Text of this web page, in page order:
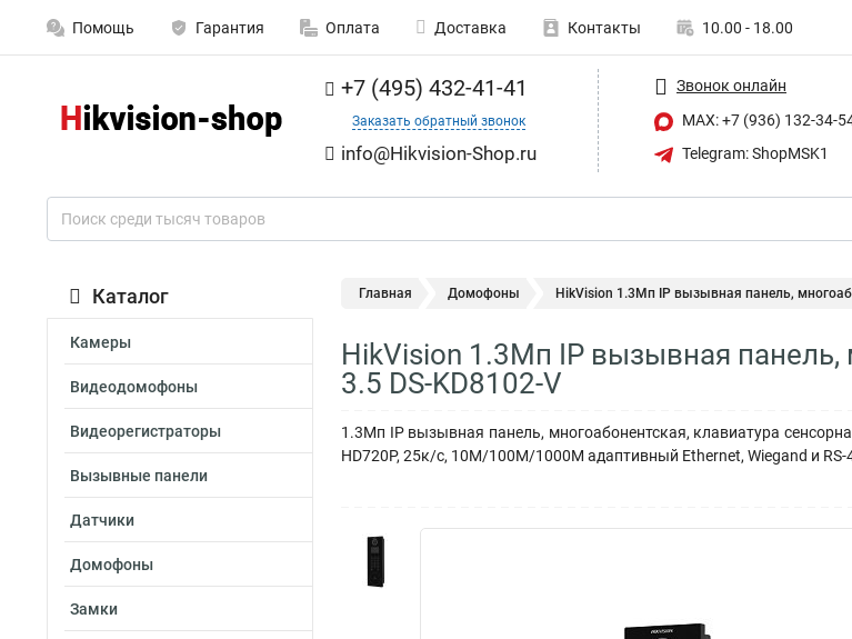
Помощь Гарантия Оплата Доставка Контакты 10.00 - 18.00
+7 (495) 432-41-41
Заказать обратный звонок
info@Hikvision-Shop.ru
Звонок онлайн
MAX: +7 (936) 132-34-
Telegram: ShopMSK1
Каталог
Камеры
Видеодомофоны
Видеорегистраторы
Вызывные панели
Датчики
Домофоны
Замки
Главная Домофоны HikVision 1.3Мп IP вызывная панель,
HikVision 1.3Мп IP вызывная панель,
3.5 DS-KD8102-V
1.3Мп IP вызывная панель, многоабонентская, клавиатура
HD720P, 25к/с, 10M/100M/1000M адаптивный Ethernet, Wiegand и